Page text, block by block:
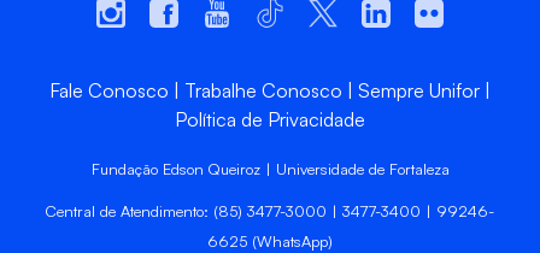
Fale Conosco Trabalhe Conosco
Sempre Unifor
Política de Privacidade
Fundação Edson Queiroz | Universidade de Fortaleza
Central de Atendimento: (85) 3477-3000 | 3477-3400 | 99246-
6625 (WhatsApp)